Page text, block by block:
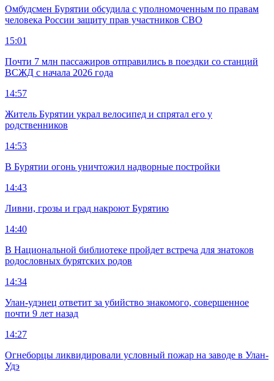
Омбудсмен Бурятии обсудила с уполномоченным по правам
человека России защиту прав участников СВО
15:01
Почти 7 млн пассажиров отправились в поездки со станций
ВСЖД с начала 2026 года
14:57
Житель Бурятии украл велосипед и спрятал его у
родственников
14:53
В Бурятии огонь уничтожил надворные постройки
14:43
Ливни, грозы и град накроют Бурятию
14:40
В Национальной библиотеке пройдет встреча для знатоков
родословных бурятских родов
14:34
Улан-удэнец ответит за убийство знакомого, совершенное
почти 9 лет назад
14:27
Огнеборцы ликвидировали условный пожар на заводе в Улан-
Удэ